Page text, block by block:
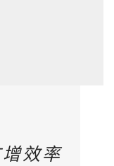
效率